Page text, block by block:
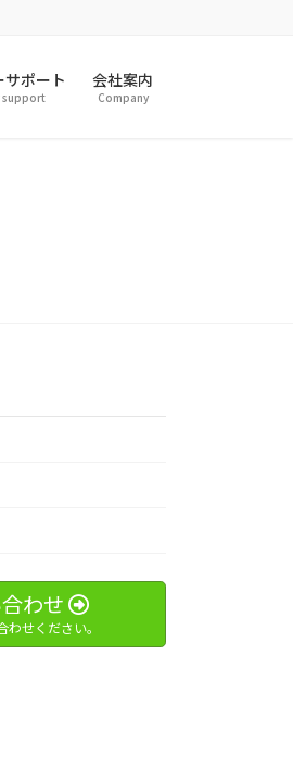
サポート
support
会社案内
Company
わせ
せください。